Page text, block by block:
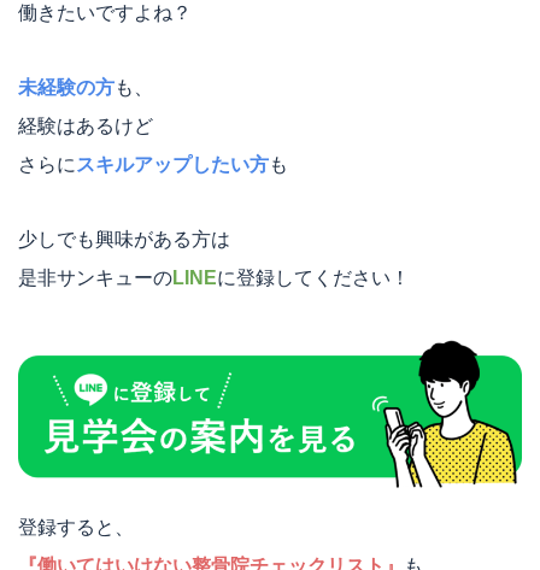
働きたいですよね？
未経験の方も、
経験はあるけど
さらに スキルアップしたい方も
少しでも興味がある方は
是非サンキューのLINEに登録してください！
登録すると、
『働いてはいけない整骨院チェックリスト』
も